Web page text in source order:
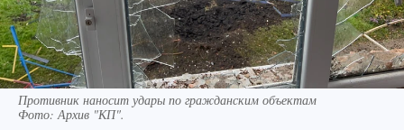
Противник наносит удары по гражданским объектам
Фото:Архив "КП".